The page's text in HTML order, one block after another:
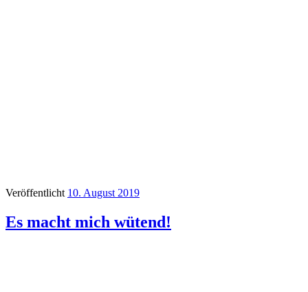
Veröffentlicht 10. August 2019
Es macht mich wütend!